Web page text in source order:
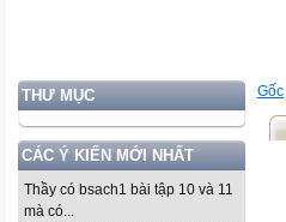
THƯ MỤC
CÁC Ý KIẾN MỚI NHẤT
Thầy có bsach1 bài tập 10 và 11
mà có...
Gốc